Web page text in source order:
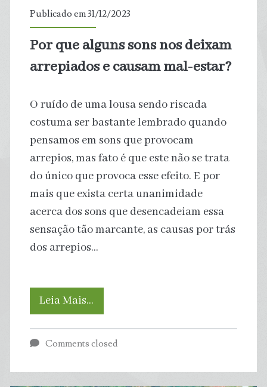
conta
da
humana
Publicado em 31/12/2023
Por que alguns sons nos deixam
arrepiados e causam mal-estar?
O ruído de uma lousa sendo riscada
costuma ser bastante lembrado quando
pensamos em sons que provocam
arrepios, mas fato é que este não se trata
do único que provoca esse efeito. E por
mais que exista certa unanimidade
acerca dos sons que desencadeiam essa
sensação tão marcante, as causas por trás
dos arrepios…
Leia Mais…
que
Comments closed